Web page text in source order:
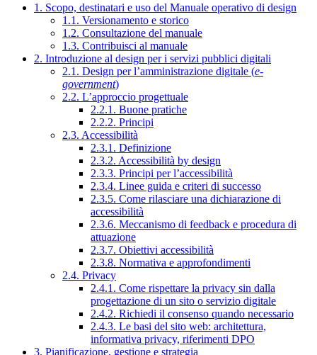
1. Scopo, destinatari e uso del Manuale operativo di design
1.1. Versionamento e storico
1.2. Consultazione del manuale
1.3. Contribuisci al manuale
2. Introduzione al design per i servizi pubblici digitali
2.1. Design per l’amministrazione digitale (e-
government)
2.2. L’approccio progettuale
2.2.1. Buone pratiche
2.2.2. Principi
2.3. Accessibilità
2.3.1. Definizione
2.3.2. Accessibilità by design
2.3.3. Principi per l’accessibilità
2.3.4. Linee guida e criteri di successo
2.3.5. Come rilasciare una dichiarazione di
accessibilità
2.3.6. Meccanismo di feedback e procedura di
attuazione
2.3.7. Obiettivi accessibilità
2.3.8. Normativa e approfondimenti
2.4. Privacy
2.4.1. Come rispettare la privacy sin dalla
progettazione di un sito o servizio digitale
2.4.2. Richiedi il consenso quando necessario
2.4.3. Le basi del sito web: architettura,
informativa privacy, riferimenti DPO
3. Pianificazione, gestione e strategia